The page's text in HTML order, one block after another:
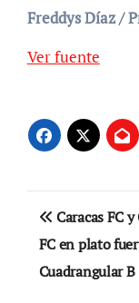
Freddys Díaz /
Ver fuente
de
entradas
Caracas FC
FC en plato
Cuadrangular B